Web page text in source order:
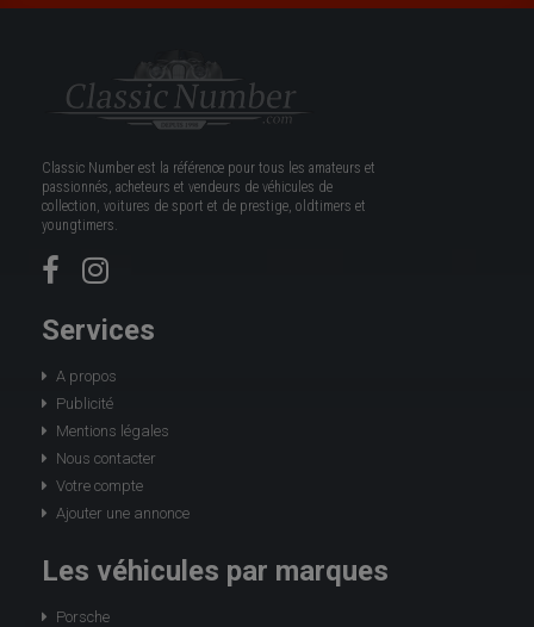
Classic Number est la référence pour tous les amateurs et
passionnés, acheteurs et vendeurs de véhicules de
collection, voitures de sport et de prestige, oldtimers et
youngtimers.
Services
A propos
Publicité
Mentions légales
Nous contacter
Votre compte
Ajouter une annonce
Les véhicules par marques
Porsche